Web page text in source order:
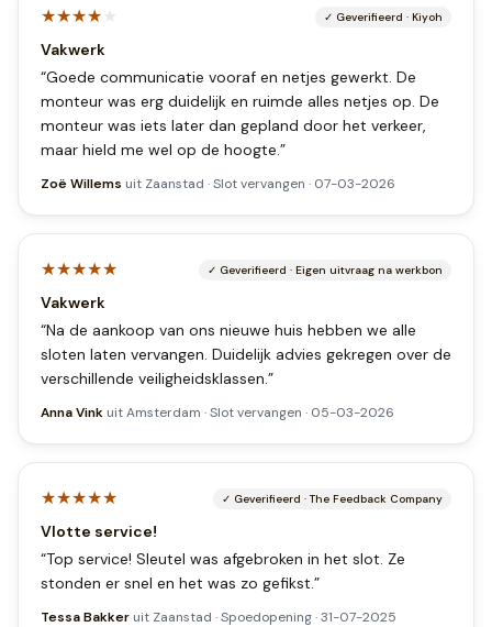
★★★★★ ✓ Geverifieerd · Kiyoh
Vakwerk
“Goede communicatie vooraf en netjes gewerkt. De
monteur was erg duidelijk en ruimde alles netjes op. De
monteur was iets later dan gepland door het verkeer,
maar hield me wel op de hoogte.”
Zoë Willems uit Zaanstad ·Slot vervangen · 07-03-2026
★★★★★ ✓ Geverifieerd · Eigen uitvraag na werkbon
Vakwerk
“Na de aankoop van ons nieuwe huis hebben we alle
sloten laten vervangen. Duidelijk advies gekregen over de
verschillende veiligheidsklassen.”
Anna Vink uitAmsterdam ·Slot vervangen · 05-03-2026
★★★★★ ✓ Geverifieerd ·The Feedback Company
Vlotte service!
“Top service! Sleutel was afgebroken in het slot. Ze
stonden er snel en het was zo gefikst.”
Tessa Bakker uit Zaanstad ·Spoedopening·31-07-2025